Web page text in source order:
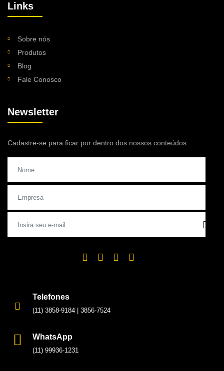
Links
Sobre nós
Produtos
Blog
Fale Conosco
Newsletter
Cadastre-se para ficar por dentro dos nossos conteúdos.
Telefones
(11) 3858-9184 3856-7524
WhatsApp
(11) 99936-1231